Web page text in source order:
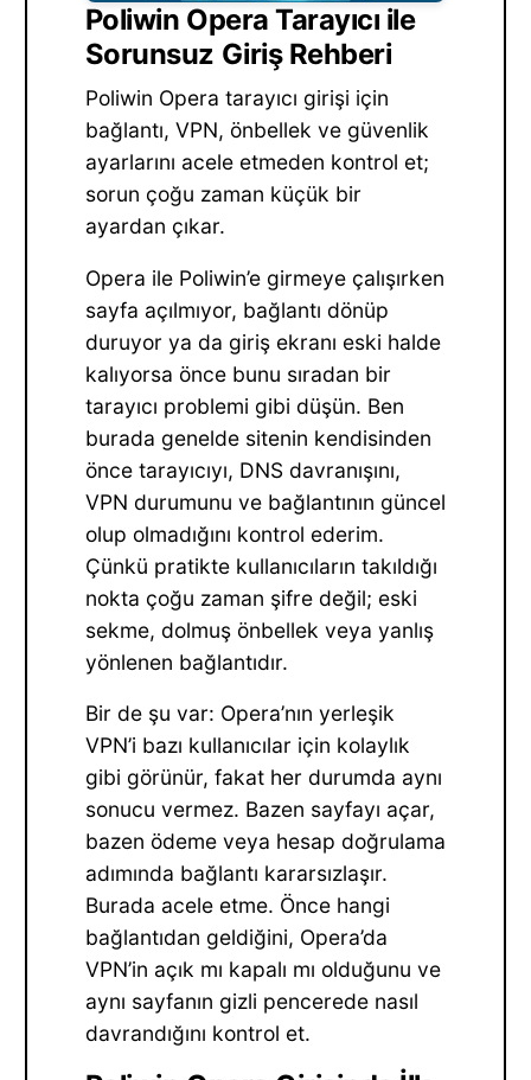
Poliwin Opera Tarayıcı ile
Sorunsuz Giriş Rehberi
Poliwin Opera tarayıcı girişi için
bağlantı, VPN, önbellek ve güvenlik
ayarlarını acele etmeden kontrol et;
sorun çoğu zaman küçük bir
ayardan çıkar.
Opera ile Poliwin’e girmeye çalışırken
sayfa açılmıyor, bağlantı dönüp
duruyor ya da giriş ekranı eski halde
kalıyorsa önce bunu sıradan bir
tarayıcı problemi gibi düşün. Ben
burada genelde sitenin kendisinden
önce tarayıcıyı, DNS davranışını,
VPN durumunu ve bağlantının güncel
olup olmadığını kontrol ederim.
Çünkü pratikte kullanıcıların takıldığı
nokta çoğu zaman şifre değil; eski
sekme, dolmuş önbellek veya yanlış
yönlenen bağlantıdır.
Bir de şu var: Opera’nın yerleşik
VPN’i bazı kullanıcılar için kolaylık
gibi görünür, fakat her durumda aynı
sonucu vermez. Bazen sayfayı açar,
bazen ödeme veya hesap doğrulama
adımında bağlantı kararsızlaşır.
Burada acele etme. Önce hangi
bağlantıdan geldiğini, Opera’da
VPN’in açık mı kapalı mı olduğunu ve
aynı sayfanın gizli pencerede nasıl
davrandığını kontrol et.